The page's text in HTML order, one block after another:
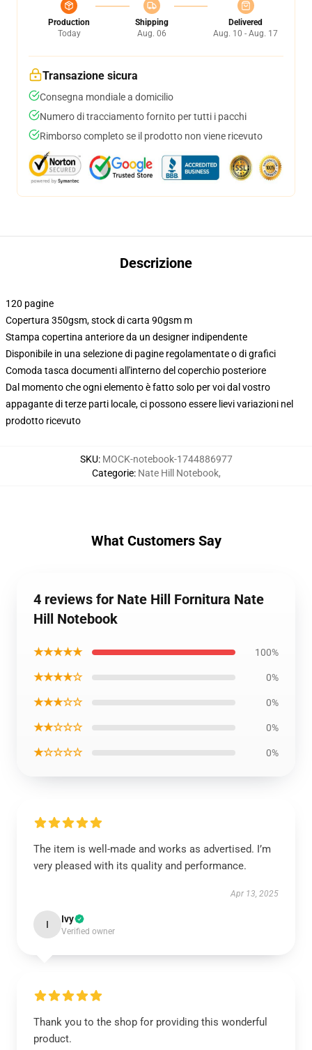
Production
Today
Shipping
Aug. 06
Delivered
Aug. 10 - Aug. 17
Transazione sicura
Consegna mondiale a domicilio
Numero di tracciamento fornito per tutti i pacchi
Rimborso completo se il prodotto non viene ricevuto
Descrizione
120 pagine
Copertura 350gsm, stock di carta 90gsm m
Stampa copertina anteriore da un designer indipendente
Disponibile in una selezione di pagine regolamentate o di grafici
Comoda tasca documenti all'interno del coperchio posteriore
Dal momento che ogni elemento è fatto solo per voi dal vostro
appagante di terze parti locale, ci possono essere lievi variazioni nel
prodotto ricevuto
SKU: MOCK-notebook-1744886977
Categorie: Nate Hill Notebook,
What Customers Say
4 reviews for Nate Hill Fornitura Nate
Hill Notebook
★★★★★ 100%
★★★★☆ 0%
★★★☆☆ 0%
★★☆☆☆ 0%
★☆☆☆☆ 0%
The item is well-made and works as advertised. I’m
very pleased with its quality and performance.
Apr 13, 2025
I Ivy
Verified owner
Thank you to the shop for providing this wonderful
product.